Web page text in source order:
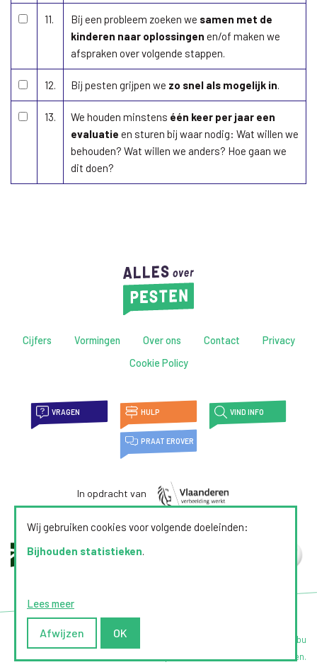
11. Bij een probleem zoeken we samen met de
kinderen naar oplossingen en/of maken we
afspraken over volgende stappen.
12. Bij pesten grijpen we zo snel als mogelijk in.
13. We houden minstens één keer per jaar een
evaluatie en sturen bij waar nodig: Wat willen we
behouden? Wat willen we anders? Hoe gaan we
dit doen?
Cijfers Vormingen Over ons Contact
Privacy
Cookie Policy
VRAGEN HULP VIND INFO
PRAAT EROVER
In opdracht van
Webdesign door Zenjoy in Leuven
Powered by Nimbu
© 2026 | Alles over pesten. Alle rechten voorbehouden.
Wij gebruiken cookies voor volgende doeleinden:
Bijhouden statistieken.
Lees meer
Afwijzen OK